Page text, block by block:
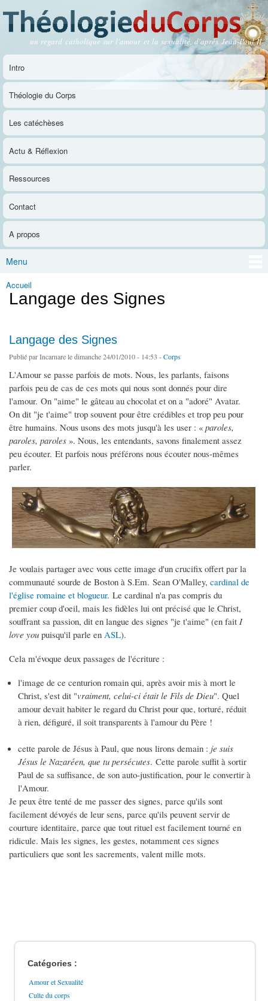
contenu
principal
Théologie du Corps
un regard catholique sur l'amour et la sexualité, d'après Jean-Paul II
Menu principal
Intro
Théologie du Corps
Les catéchèses
Actu & Réflexion
Ressources
Contact
A propos
Menu
Vous êtes ici
Accueil
Langage des Signes
Langage des Signes
Publié parIncarnarele dimanche 24/01/2010 - 14:53 -Corps
L'Amour se passe parfois de mots. Nous, les parlants, faisons
parfois peu de cas de ces mots qui nous sont donnés pour dire
l'amour. On "aime" le gâteau au chocolat et on a "adoré" Avatar.
On dit "je t'aime" trop souvent pour être crédibles et trop peu pour
être humains. Nous usons des mots jusqu'à les user : « paroles,
paroles, paroles ». Nous, les entendants, savons finalement assez
peu écouter. Et parfois nous préférons nous écouter nous-mêmes
parler.
Je voulais partager avec vous cette image d'un crucifix offert par la
communauté sourde de Boston à S.Em. Sean O'Malley, cardinal de
l'église romaine et blogueur. Le cardinal n'a pas compris du
premier coup d'oeil, mais les fidèles lui ont précisé que le Christ,
souffrant sa passion, dit en langue des signes "je t'aime" (en fait I
love you puisqu'il parle en ASL).
Cela m'évoque deux passages de l'écriture :
l'image de ce centurion romain qui, après avoir mis à mort le
Christ, s'est dit "vraiment, celui-ci était le Fils de Dieu". Quel
amour devait habiter le regard du Christ pour que, torturé, réduit
à rien, défiguré, il soit transparents à l'amour du Père !
cette parole de Jésus à Paul, que nous lirons demain : je suis
Jésus le Nazaréen, que tu persécutes. Cette parole suffit à sortir
Paul de sa suffisance, de son auto-justification, pour le convertir à
l'Amour.
Je peux être tenté de me passer des signes, parce qu'ils sont
facilement dévoyés de leur sens, parce qu'ils peuvent servir de
courture identitaire, parce que tout rituel est facilement tourné en
ridicule. Mais les signes, les gestes, notamment ces signes
particuliers que sont les sacrements, valent mille mots.
Catégories :
Amour et Sexualité
Culte du corps